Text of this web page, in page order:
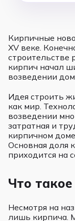
Кирпичные
XV веке.
строительстве
кирпич начал
возведении
Идея строить
как мир.
возведении
затратная и
кирпичном
Основная доля
приходится на
Что
Несмотря на
лишь кирпича.